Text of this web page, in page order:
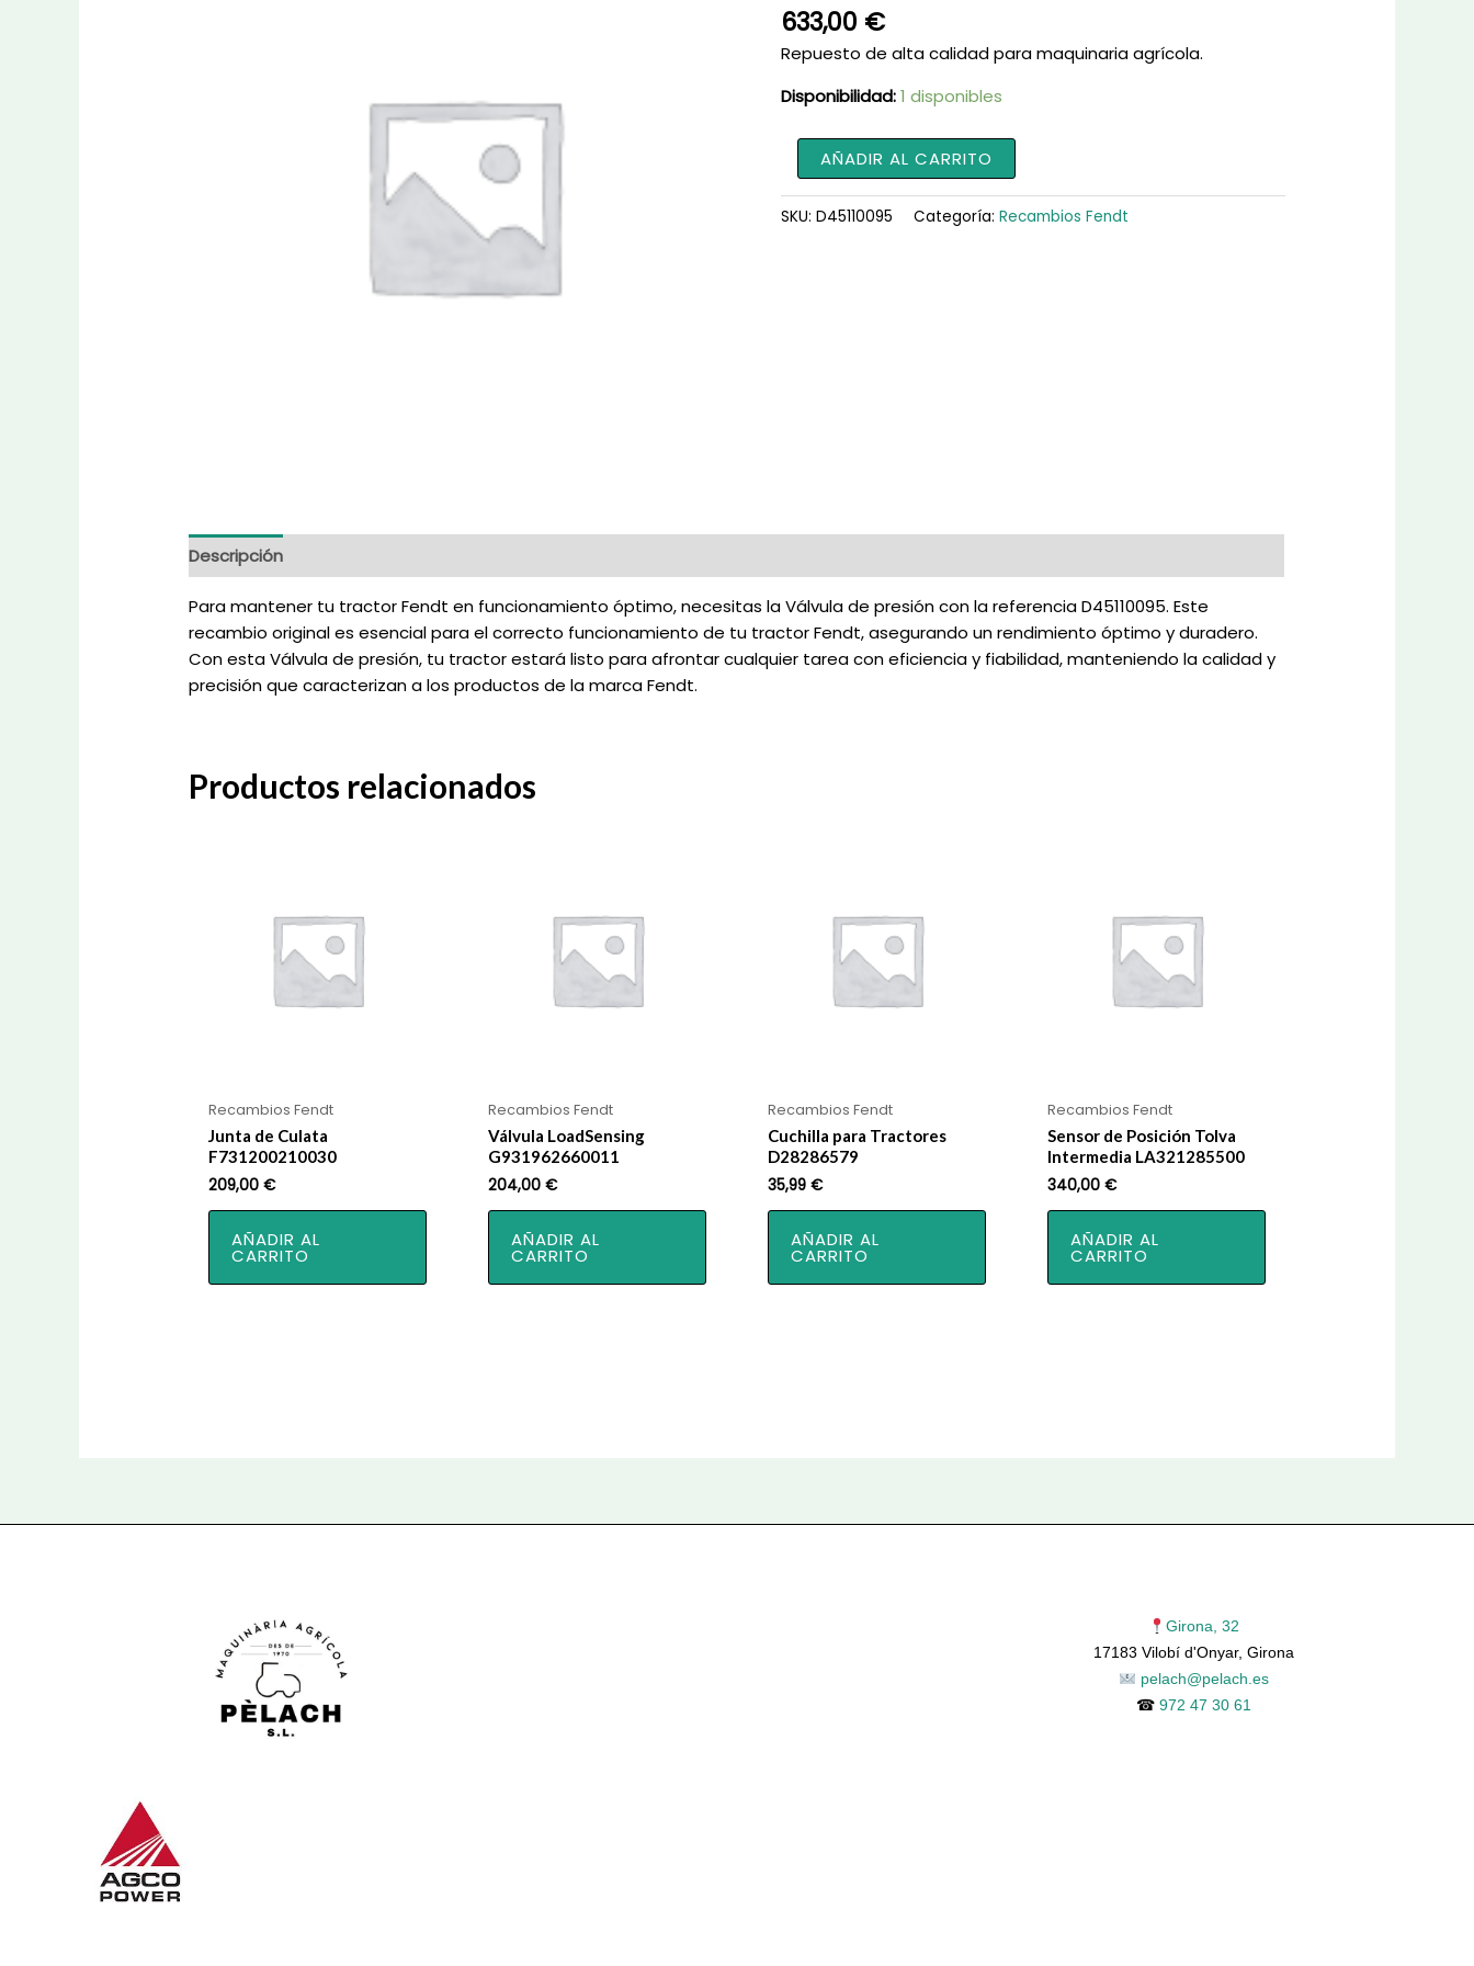
633,00 €
Repuesto de alta calidad para maquinaria agrícola.
Disponibilidad:1 disponibles
Válvula
de
presión
D45110095
AÑADIR AL CARRITO
SKU: D45110095 Categoría: Recambios Fendt
Descripción
Para mantener tu tractor Fendt en funcionamiento óptimo, necesitas la Válvula de presión con la referencia D45110095. Este
recambio original es esencial para el correcto funcionamiento de tu tractor Fendt, asegurando un rendimiento óptimo y duradero.
Con esta Válvula de presión, tu tractor estará listo para afrontar cualquier tarea con eficiencia y fiabilidad, manteniendo la calidad y
precisión que caracterizan a los productos de la marca Fendt.
Productos relacionados
Recambios Fendt
Junta de Culata
F731200210030
209,00€
AÑADIR AL
CARRITO
Recambios Fendt
Válvula LoadSensing
G931962660011
204,00€
AÑADIR AL
CARRITO
Recambios Fendt
Cuchilla para Tractores
D28286579
35,99 €
AÑADIR AL
CARRITO
Recambios Fendt
Sensor de Posición Tolva
Intermedia LA321285500
340,00 €
AÑADIR AL
CARRITO
Girona, 32
17183 Vilobí d'Onyar, Girona
pelach@pelach.es
☎972 47 30 61